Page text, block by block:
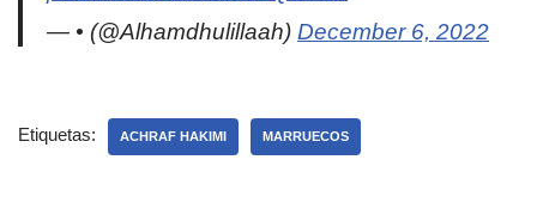
— • (@Alhamdhulillaah) December 6, 2022
Etiquetas: ACHRAF HAKIMI MARRUECOS